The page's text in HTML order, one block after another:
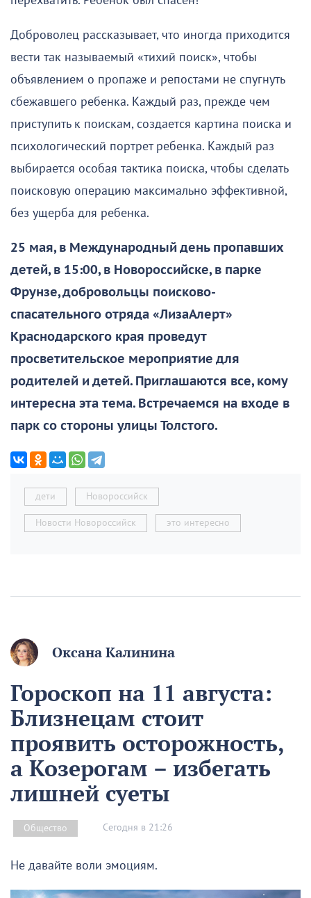
Доброволец рассказывает, что иногда приходится
вести так называемый «тихий поиск», чтобы
объявлением о пропаже и репостами не спугнуть
сбежавшего ребенка. Каждый раз, прежде чем
приступить к поискам, создается картина поиска и
психологический портрет ребенка. Каждый раз
выбирается особая тактика поиска, чтобы сделать
поисковую операцию максимально эффективной,
без ущерба для ребенка.
25 мая, в Международный день пропавших
детей, в 15:00, в Новороссийске, в парке
Фрунзе, добровольцы поисково-
спасательного отряда «ЛизаАлерт»
Краснодарского края проведут
просветительское мероприятие для
родителей и детей. Приглашаются все, кому
интересна эта тема. Встречаемся на входе в
парк со стороны улицы Толстого.
дети Новороссийск
Новости Новороссийск это интересно
Оксана Калинина
Гороскоп на 11 августа:
Близнецам стоит
проявить осторожность,
а Козерогам – избегать
лишней суеты
Общество Сегодня в 21:26
Не давайте воли эмоциям.